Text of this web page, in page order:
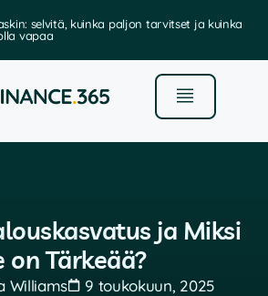
selvitä, kuinka paljon tarvitset ja kuinka
vapaa
ja Miksi
on Tärkeää?
Williams 9 toukokuun, 2025